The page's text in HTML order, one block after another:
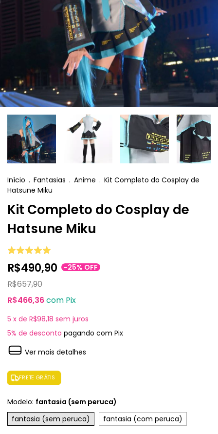
Início . Fantasias . Anime . Kit Completo do Cosplay de
Hatsune Miku
Kit Completo do Cosplay de
Hatsune Miku
R$490,90 -25% OFF
R$657,90
R$466,36com Pix
5 x de R$98,18 sem juros
5% de desconto pagando com Pix
Ver mais detalhes
FRETE GRÁTIS
Modelo: fantasia (sem peruca)
fantasia (sem peruca)
fantasia (com peruca)